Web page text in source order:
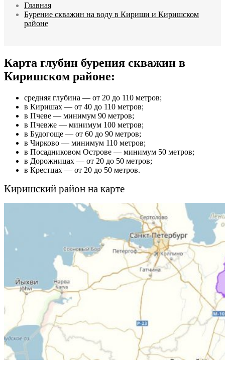
Главная
Бурение скважин на воду в Кириши и Киришском
районе
Карта глубин бурения скважин в
Киришском районе:
средняя глубина — от 20 до 110 метров;
в Киришах — от 40 до 110 метров;
в Пчеве — минимум 90 метров;
в Пчевже — минимум 100 метров;
в Будогоще — от 60 до 90 метров;
в Чирково — минимум 110 метров;
в Посадниковом Острове — минимум 50 метров;
в Дорожницах — от 20 до 50 метров;
в Крестцах — от 20 до 50 метров.
Киришский район на карте